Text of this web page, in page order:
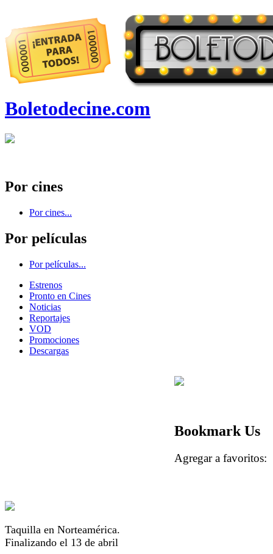
Boletodecine.com
Por cines
Por cines...
Por películas
Por películas...
Estrenos
Pronto en Cines
Noticias
Reportajes
VOD
Promociones
Descargas
Taquilla en Norteamérica.
Finalizando el 13 de abril
Bookmark Us
Agregar a